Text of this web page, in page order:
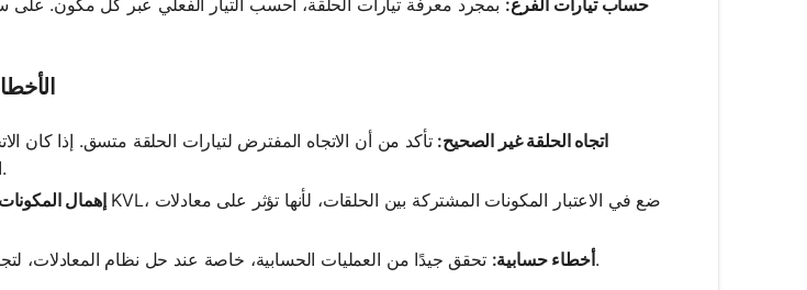
حساب تيارات الفرع: بمجرد معرفة تيارات الحلقة، احسب التيار الفعلي عبر كل مكون. على
اتجاه الحلقة غير الصحيح: تأكد من أن الاتجاه المفترض لتيارات الحلقة متسق. إذا كان
المحسوب قيمة سالبة ببساطة.
إهمال
أخطاء حسابية:تحقق جيدًا من العمليات الحسابية، خاصة عند حل نظام المعادلات، لتجنب الأخطاء الحسابية البسيطة.